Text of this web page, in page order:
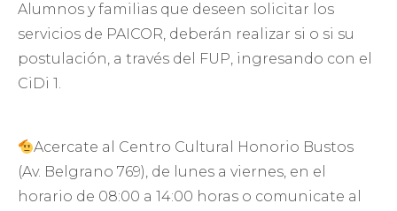
Alumnos y familias que deseen solicitar los
servicios de PAICOR, deberán realizar si o si su
postulación, a través del FUP, ingresando con el
CiDi 1.
Acercate al Centro Cultural Honorio Bustos
(Av. Belgrano 769), de lunes a viernes, en el
horario de 08:00 a 14:00 horas o comunicate al